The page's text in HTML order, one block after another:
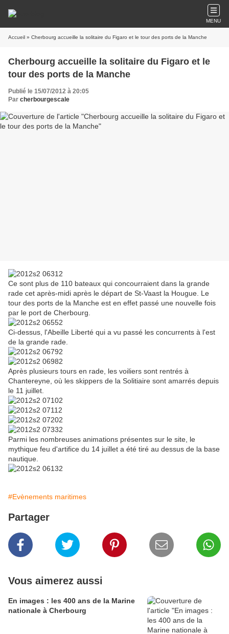
MENU
Accueil » Cherbourg accueille la solitaire du Figaro et le tour des ports de la Manche
Cherbourg accueille la solitaire du Figaro et le
tour des ports de la Manche
Publié le 15/07/2012 à 20:05
Par cherbourgescale
Ce sont plus de 110 bateaux qui concourraient dans la grande
rade cet après-midi après le départ de St-Vaast la Hougue. Le
tour des ports de la Manche est en effet passé une nouvelle fois
par le port de Cherbourg.
Ci-dessus, l'Abeille Liberté qui a vu passé les concurrents à l'est
de la grande rade.
Après plusieurs tours en rade, les voiliers sont rentrés à
Chantereyne, où les skippers de la Solitiaire sont amarrés depuis
le 11 juillet.
Parmi les nombreuses animations présentes sur le site, le
mythique feu d'artifice du 14 juillet a été tiré au dessus de la base
nautique.
#Evènements maritimes
Partager
Vous aimerez aussi
En images : les 400 ans de la Marine
nationale à Cherbourg